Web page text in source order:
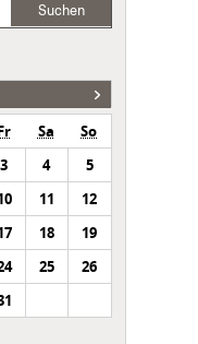
Suchen
Sa
So
3 4
5
11
12
18
19
25
26